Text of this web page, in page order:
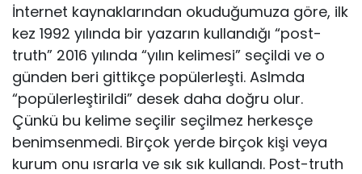
İnternet kaynaklarından okuduğumuza göre, ilk
kez 1992 yılında bir yazarın kullandığı “post-
truth” 2016 yılında “yılın kelimesi” seçildi ve o
günden beri gittikçe popülerleşti. Aslmda
“popülerleştirildi” desek daha doğru olur.
Çünkü bu kelime seçilir seçilmez herkesçe
benimsenmedi. Bir­çok yerde birçok kişi veya
kurum onu ısrarla ve sık sık kullandı. Post-truth